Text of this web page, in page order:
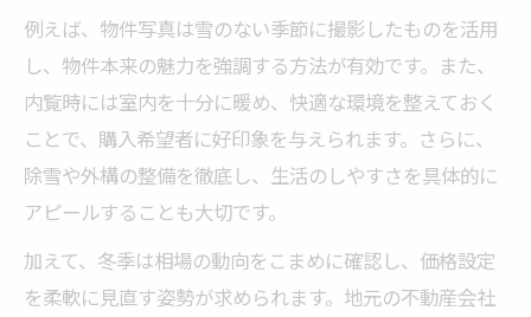
例えば、物件写真は雪のない季節に撮影したものを活用
し、物件本来の魅力を強調する方法が有効です。また、
内覧時には室内を十分に暖め、快適な環境を整えておく
ことで、購入希望者に好印象を与えられます。さらに、
除雪や外構の整備を徹底し、生活のしやすさを具体的に
アピールすることも大切です。
加えて、冬季は相場の動向をこまめに確認し、価格設定
を柔軟に見直す姿勢が求められます。地元の不動産会社